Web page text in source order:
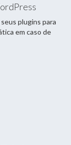
plugins para
em caso de